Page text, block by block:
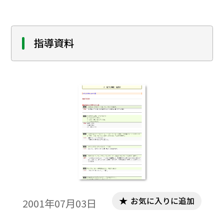
指導資料
2001年07月03日 お気に入りに追加